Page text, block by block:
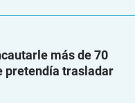
más de 70
pretendía trasladar